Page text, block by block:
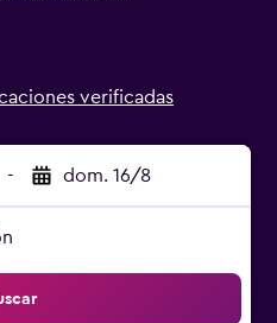
verificadas
- dom. 16/8